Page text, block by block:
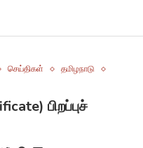
செய்திகள்
தமிழநாடு
பிறப்புச்